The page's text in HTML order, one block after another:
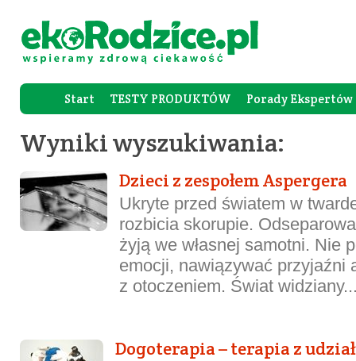
Start TESTY PRODUKTÓW Porady Ekspertów
Wyniki wyszukiwania:
Dzieci z zespołem Aspergera
Ukryte przed światem w
rozbicia skorupie.
żyją we własnej samotni. Nie
emocji, nawiązywać przyjaźni
z otoczeniem. Świat
Dogoterapia – terapia z